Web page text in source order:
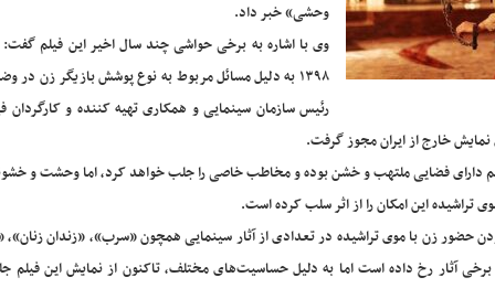
وحشی» خبر داد.
وی با اشاره به برخی حواشی چند سال اخیر این فیلم
۱۳۹۸ به دلیل مسائل مربوط به نوع پوشش بازیگر زن در
رئیس سازمان سینمایی و همکاری تهیه کننده و‌
نمایش خارج از ایران مجوز گرفت.
دارای فضایی ملتهب و خشن بوده و مخاطب خاصی را جلب خواهد کرد، اما وحشت و‌
تراشیده این امکان را از اثر سلب کرده است‌.
حضور زن با موی تراشیده در تعدادی از آثار سینمایی همچون «سرب»، «زندان
آثار رخ داده است اما به دلیل حساسیت‌های مختلف، تاکنون از نمایش این فیلم